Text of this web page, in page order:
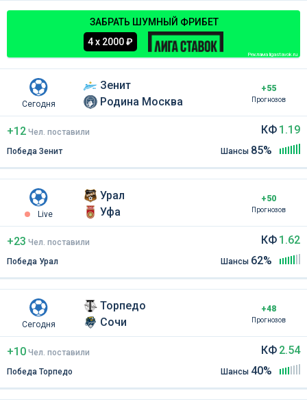
ЗАБРАТЬ ШУМНЫЙ ФРИБЕТ
4 х 2000 ₽
Реклама ligastavok.ru
Сегодня
Зенит
Родина Москва
+55
Прогнозов
+12 Чел поставили
Победа Зенит
КФ 1.19
Шансы 85%
Live
Урал
Уфа
+50
Прогнозов
+23 Чел поставили
Победа Урал
КФ 1.62
Шансы 62%
Сегодня
Торпедо
Сочи
+48
Прогнозов
+10 Чел поставили
Победа Торпедо
КФ 2.54
Шансы 40%